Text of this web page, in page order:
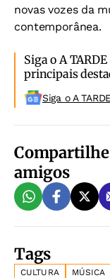
novas vozes da
contemporânea.
Siga o A
principais
Siga o A
Compartilhe
amigos
Tags
CULTURA MÚSICA